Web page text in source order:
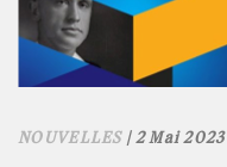
NOUVELLES| 2 Mai 2023